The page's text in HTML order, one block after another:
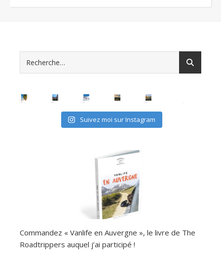
Suivez moi sur Instagram
Commandez « Vanlife en Auvergne », le livre de The
Roadtrippers auquel j’ai participé !